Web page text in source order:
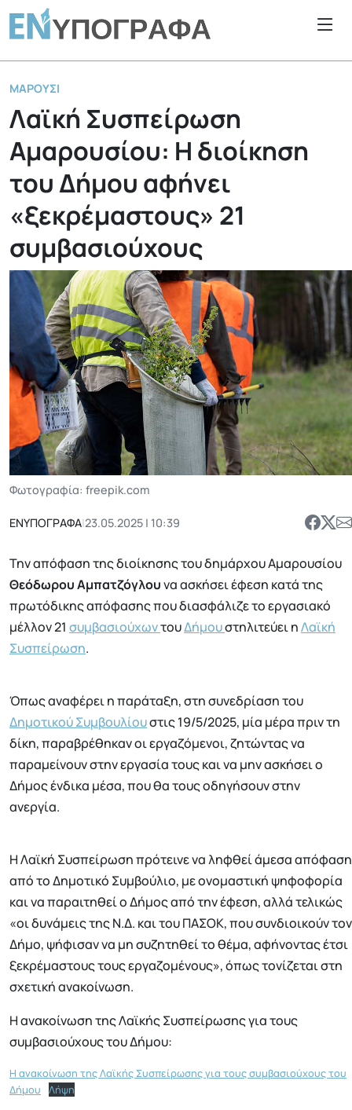
ΜΑΡΟΎΣΙ
Λαϊκή Συσπείρωση
Αμαρουσίου: Η διοίκηση
του Δήμου αφήνει
«ξεκρέμαστους» 21
συμβασιούχους
Φωτογραφία: freepik.com
ΕΝΥΠΟΓΡΑΦΑ|23.05.2025 | 10:39
Την απόφαση της διοίκησης του δημάρχου Αμαρουσίου
Θεόδωρου Αμπατζόγλουνα ασκήσει έφεση κατά της
πρωτόδικης απόφασης που διασφάλιζε το εργασιακό
μέλλον 21 συμβασιούχωντουΔήμουστηλιτεύει ηΛαϊκή
Συσπείρωση.
Όπως αναφέρει η παράταξη, στη συνεδρίαση του
Δημοτικού Συμβουλίουστις 19/5/2025, μία μέρα πριν τη
δίκη, παραβρέθηκαν οι εργαζόμενοι, ζητώντας να
παραμείνουν στην εργασία τους και να μην ασκήσει ο
Δήμος ένδικα μέσα, που θα τους οδηγήσουν στην
ανεργία.
Η Λαϊκή Συσπείρωση πρότεινε να ληφθεί άμεσα απόφαση
από το Δημοτικό Συμβούλιο, με ονομαστική ψηφοφορία
και να παραιτηθεί ο Δήμος από την έφεση, αλλά τελικώς
«οι δυνάμεις της Ν.Δ. και του ΠΑΣΟΚ, που συνδιοικούν τον
Δήμο, ψήφισαν να μη συζητηθεί το θέμα, αφήνοντας έτσι
ξεκρέμαστους τους εργαζομένους», όπως τονίζεται στη
σχετική ανακοίνωση.
Η ανακοίνωση της Λαϊκής Συσπείρωσης για τους
συμβασιούχους του Δήμου:
Η ανακοίνωση της Λαϊκής Συσπείρωσης για τους συμβασιούχους του
Δήμου
Λήψη